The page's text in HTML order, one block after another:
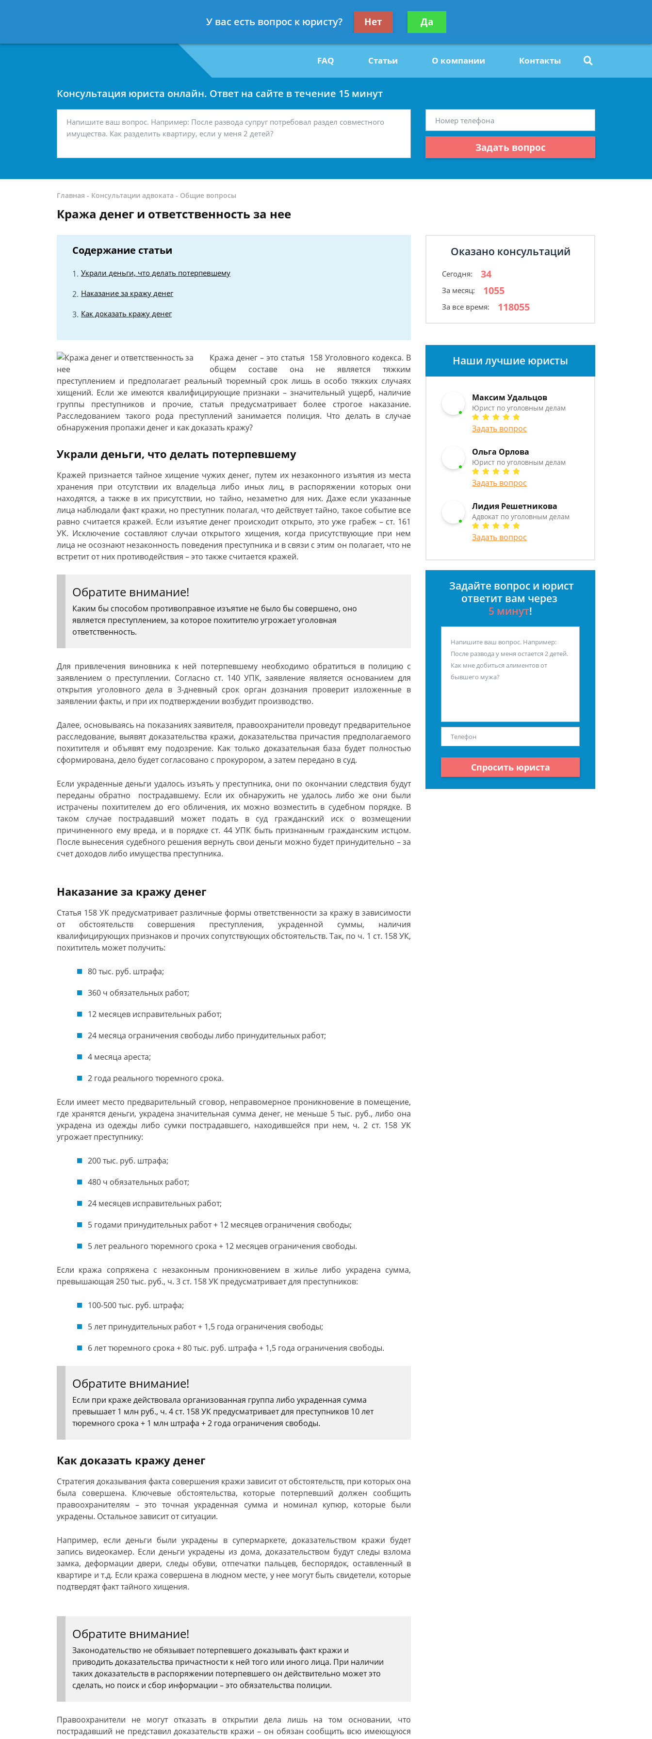
7 812 467-34-29
Получите консультацию
бесплатно
FAQ Статьи О компании Контакты
Консультация юриста онлайн. Ответ на сайте в течение 15 минут
Задать вопрос
Главная - Консультации адвоката - Общие вопросы
Кража денег и ответственность за нее
Содержание статьи
Украли деньги, что делать потерпевшему
Наказание за кражу денег
Как доказать кражу денег
Кража денег – это статья 158 Уголовного кодекса. В
общем составе она не является тяжким
преступлением и предполагает реальный тюремный срок лишь в особо тяжких случаях
хищений. Если же имеются квалифицирующие признаки – значительный ущерб, наличие
группы преступников и прочие, статья предусматривает более строгое наказание.
Расследованием такого рода преступлений занимается полиция. Что делать в случае
обнаружения пропажи денег и как доказать кражу?
Украли деньги, что делать потерпевшему
Кражей признается тайное хищение чужих денег, путем их незаконного изъятия из места
хранения при отсутствии их владельца либо иных лиц, в распоряжении которых они
находятся, а также в их присутствии, но тайно, незаметно для них. Даже если указанные
лица наблюдали факт кражи, но преступник полагал, что действует тайно, такое событие все
равно считается кражей. Если изъятие денег происходит открыто, это уже грабеж – ст. 161
УК. Исключение составляют случаи открытого хищения, когда присутствующие при нем
лица не осознают незаконность поведения преступника и в связи с этим он полагает, что не
встретит от них противодействия – это также считается кражей.
Обратите внимание!
Каким бы способом противоправное изъятие не было бы совершено, оно
является преступлением, за которое похитителю угрожает уголовная
ответственность.
Для привлечения виновника к ней потерпевшему необходимо обратиться в полицию с
заявлением о преступлении. Согласно ст. 140 УПК, заявление является основанием для
открытия уголовного дела в 3-дневный срок орган дознания проверит изложенные в
заявлении факты, и при их подтверждении возбудит производство.
Далее, основываясь на показаниях заявителя, правоохранители проведут предварительное
расследование, выявят доказательства кражи, доказательства причастия предполагаемого
похитителя и объявят ему подозрение. Как только доказательная база будет полностью
сформирована, дело будет согласовано с прокурором, а затем передано в суд.
Если украденные деньги удалось изъять у преступника, они по окончании следствия будут
переданы обратно пострадавшему. Если их обнаружить не удалось либо же они были
истрачены похитителем до его обличения, их можно возместить в судебном порядке. В
таком случае пострадавший может подать в суд гражданский иск о возмещении
причиненного ему вреда, и в порядке ст. 44 УПК быть признанным гражданским истцом.
После вынесения судебного решения вернуть свои деньги можно будет принудительно – за
счет доходов либо имущества преступника.
Наказание за кражу денег
Статья 158 УК предусматривает различные формы ответственности за кражу в зависимости
от обстоятельств совершения преступления, украденной суммы, наличия
квалифицирующих признаков и прочих сопутствующих обстоятельств. Так, по ч. 1 ст. 158 УК,
похититель может получить:
80 тыс. руб. штрафа;
360 ч обязательных работ;
12 месяцев исправительных работ;
24 месяца ограничения свободы либо принудительных работ;
4 месяца ареста;
2 года реального тюремного срока.
Если имеет место предварительный сговор, неправомерное проникновение в помещение,
где хранятся деньги, украдена значительная сумма денег, не меньше 5 тыс. руб., либо она
украдена из одежды либо сумки пострадавшего, находившейся при нем, ч. 2 ст. 158 УК
угрожает преступнику:
200 тыс. руб. штрафа;
480 ч обязательных работ;
24 месяцев исправительных работ;
5 годами принудительных работ + 12 месяцев ограничения свободы;
5 лет реального тюремного срока + 12 месяцев ограничения свободы.
Если кража сопряжена с незаконным проникновением в жилье либо украдена сумма,
превышающая 250 тыс. руб., ч. 3 ст. 158 УК предусматривает для преступников:
100-500 тыс. руб. штрафа;
5 лет принудительных работ + 1,5 года ограничения свободы;
6 лет тюремного срока + 80 тыс. руб. штрафа + 1,5 года ограничения свободы.
Обратите внимание!
Если при краже действовала организованная группа либо украденная сумма
превышает 1 млн руб., ч. 4 ст. 158 УК предусматривает для преступников 10 лет
тюремного срока + 1 млн штрафа + 2 года ограничения свободы.
Как доказать кражу денег
Стратегия доказывания факта совершения кражи зависит от обстоятельств, при которых она
была совершена. Ключевые обстоятельства, которые потерпевший должен сообщить
правоохранителям – это точная украденная сумма и номинал купюр, которые были
украдены. Остальное зависит от ситуации.
Например, если деньги были украдены в супермаркете, доказательством кражи будет
запись видеокамер. Если деньги украдены из дома, доказательством будут следы взлома
замка, деформации двери, следы обуви, отпечатки пальцев, беспорядок, оставленный в
квартире и т.д. Если кража совершена в людном месте, у нее могут быть свидетели, которые
подтвердят факт тайного хищения.
Обратите внимание!
Законодательство не обязывает потерпевшего доказывать факт кражи и
приводить доказательства причастности к ней того или иного лица. При наличии
таких доказательств в распоряжении потерпевшего он действительно может это
сделать, но поиск и сбор информации – это обязательства полиции.
Правоохранители не могут отказать в открытии дела лишь на том основании, что
пострадавший не представил доказательств кражи – он обязан сообщить всю имеющуюся
Оказано консультаций
Сегодня: 34
За месяц: 1055
За все время: 118055
Наши лучшие юристы
Максим Удальцов
Юрист по уголовным делам
Задать вопрос
Ольга Орлова
Юрист по уголовным делам
Задать вопрос
Лидия Решетникова
Адвокат по уголовным делам
Задать вопрос
Задайте вопрос и юрист
ответит вам через
5 минут!
Спросить юриста
У вас есть вопрос к юристу? Нет Да